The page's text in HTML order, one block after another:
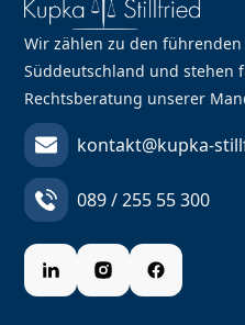
Wir zählen zu den
Süddeutschland und stehen
Rechtsberatung unserer
kontakt@kupka-
089 / 255 55 300